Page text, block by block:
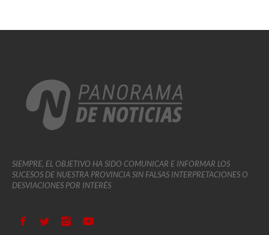
SIEMPRE, EL OBJETIVO HA SIDO COMUNICAR E INFORMAR LOS
SUCESOS DE NUESTRA PROVINCIA SIN FALSAS INTERPRETACIONES O
DESVIACIONES POR INTERÉS